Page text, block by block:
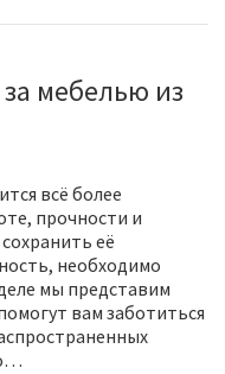
мебелью из
всё более
прочности и
её
необходимо
мы представим
вам заботиться